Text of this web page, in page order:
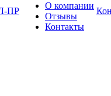
ПР
О компании
Отзывы
Контакты